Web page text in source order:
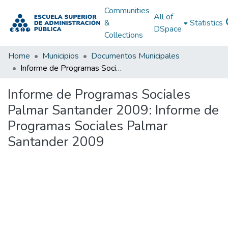
Communities
&
Collections
All of
DSpace
Statistics
Home Municipios
Documentos Municipales
Informe de Programas Sociales Palmar Santander 2009: Informe de Programas Sociales Palmar Santander 2009
Informe de Programas Sociales
Palmar Santander 2009: Informe de
Programas Sociales Palmar
Santander 2009